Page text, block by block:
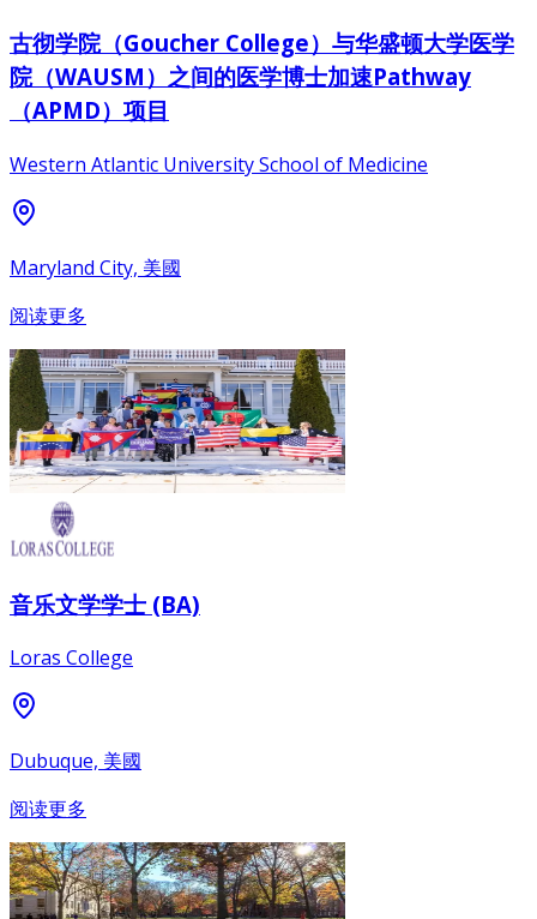
古彻学院（Goucher College）与华盛顿大学医学
院（WAUSM）之间的医学博士加速Pathway
（APMD）项目
Western Atlantic University School of Medicine
Maryland City, 美國
阅读更多
音乐文学学士 (BA)
Loras College
Dubuque, 美國
阅读更多